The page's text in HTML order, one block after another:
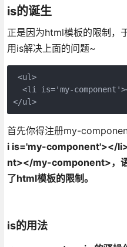
is的诞生
正是因为html模板的限制，
用is解决上面的问题~
<ul>
<li is='my-
</ul>
首先你得注册my-
i is='my-component'></
nt></my-component>，语
了html模板的限制。
is的用法